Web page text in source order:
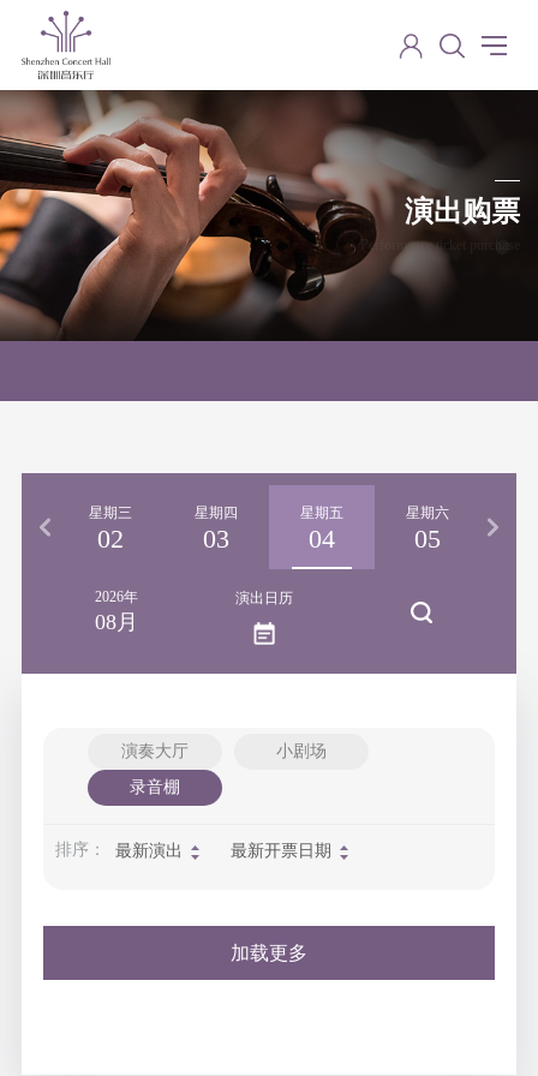
演出购票
Performance ticket purchase
星期三
02
星期四
03
星期五
04
星期六
05
2026年
08月
演出日历
演奏大厅
小剧场
录音棚
排序： 最新演出 最新开票日期
加载更多